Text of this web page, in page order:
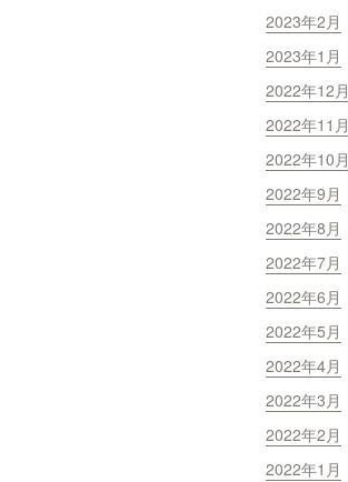
2023年2月
2023年1月
2022年12月
2022年11月
2022年10月
2022年9月
2022年8月
2022年7月
2022年6月
2022年5月
2022年4月
2022年3月
2022年2月
2022年1月